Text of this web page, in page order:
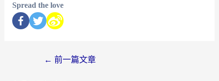
Spread the love
← 前一篇文章